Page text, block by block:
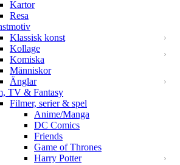
Kartor
Resa
Klassisk konst
Kollage
Komiska
Människor
Änglar
TV & Fantasy
Filmer, serier & spel
Anime/Manga
DC Comics
Friends
Game of Thrones
Harry Potter